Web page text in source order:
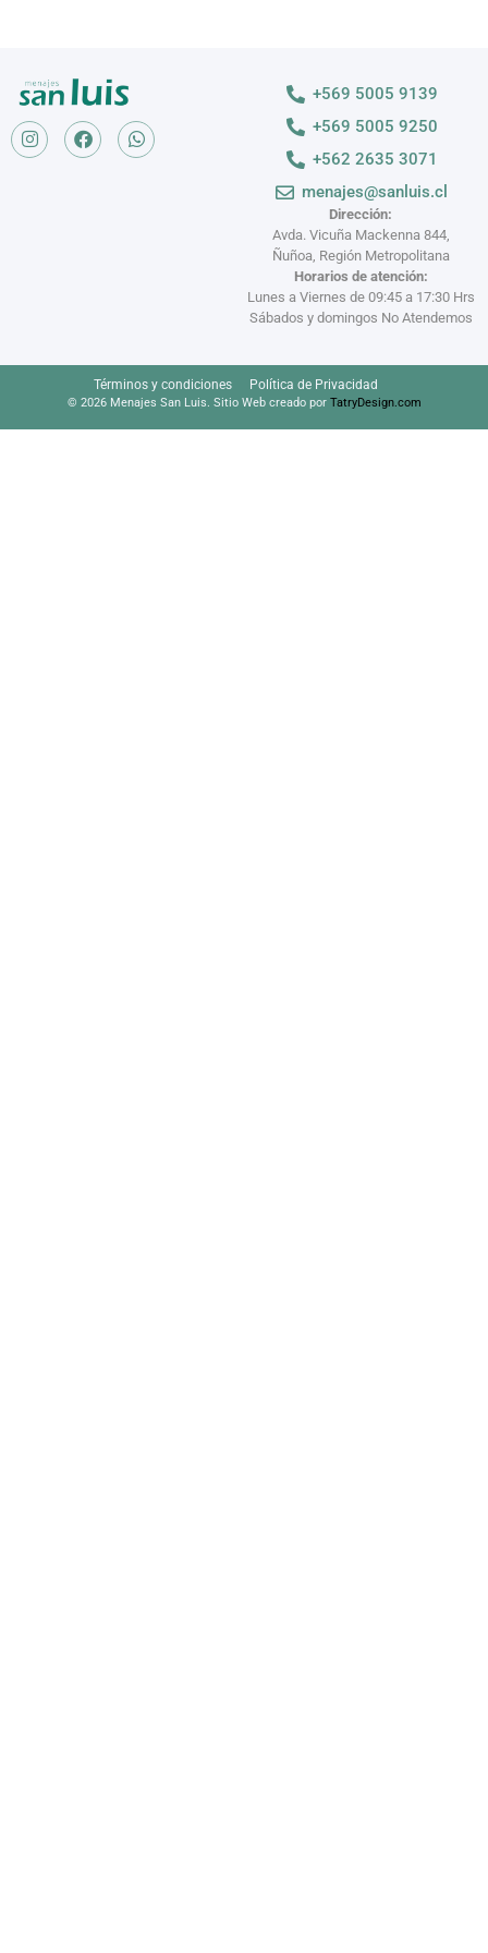
Dirección:
Avda. Vicuña Mackenna 844,
Ñuñoa, Región Metropolitana
Horarios de atención:
Lunes a Viernes de 09:45 a 17:30 Hrs
Sábados y domingos No Atendemos
+569 5005 9139
+569 5005 9250
+562 2635 3071
menajes@sanluis.cl
Términos y condiciones Política de Privacidad
© 2026 Menajes San Luis. Sitio Web creado por TatryDesign.com